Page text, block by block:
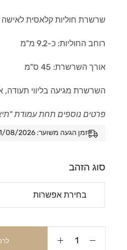
שרשרת חוליות קלאסית לאישה –
רוחב החוליות: כ-9.2 מ"מ
אורך השרשרת: 45 ס"מ
השרשרת מגיעה בליווי תעודה,
פרטים נוספים תחת עמודת
זמן הגעה משוער: 11/08/2026 - 18/08/2026
סוג הזהב